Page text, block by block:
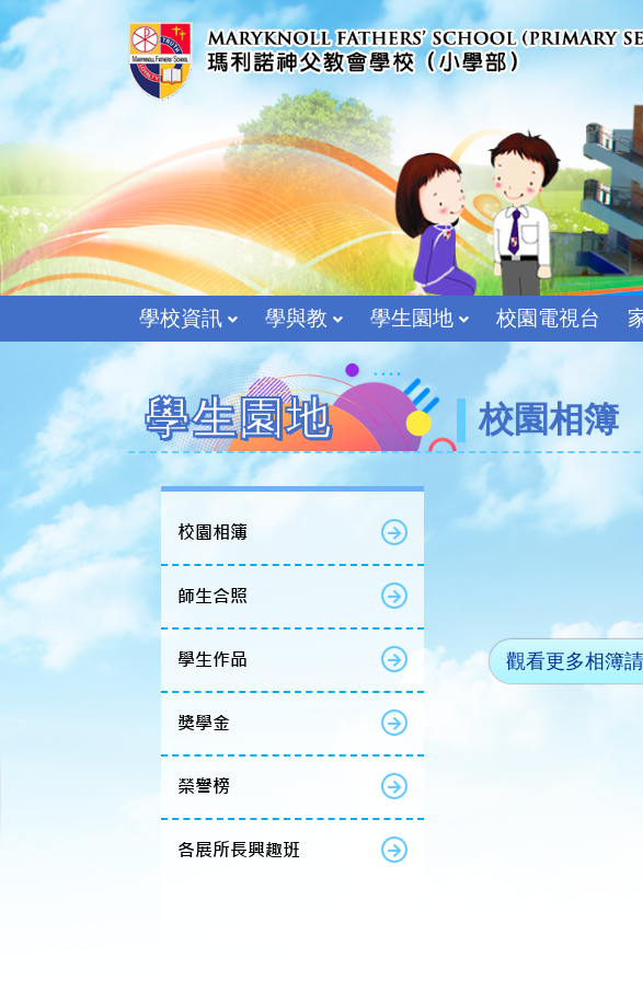
學校資訊 學與教 學生園地 校園電視台
學生園地
校園相簿
師生合照
學生作品
獎學金
榮譽榜
各展所長興趣班
校園相簿
觀看更多相簿